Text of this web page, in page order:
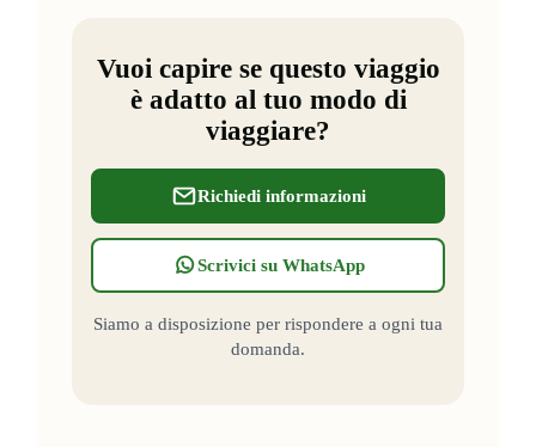
Vuoi capire se questo viaggio
è adatto al tuo modo di
viaggiare?
Richiedi informazioni
Scrivici su WhatsApp
Siamo a disposizione per rispondere a ogni tua
domanda.